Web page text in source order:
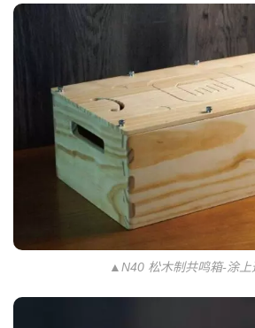
▲N40 松木制共鸣箱-涂上